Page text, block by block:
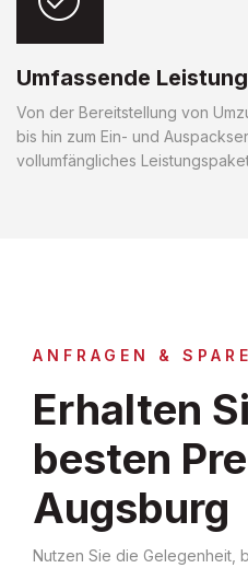
Umfassende
Von der Bereitstellung von
bis hin zum Ein- und
vollumfängliches
ANFRAGEN &
Erhalten
besten
Augsburg
Nutzen Sie die Gelegenheit,